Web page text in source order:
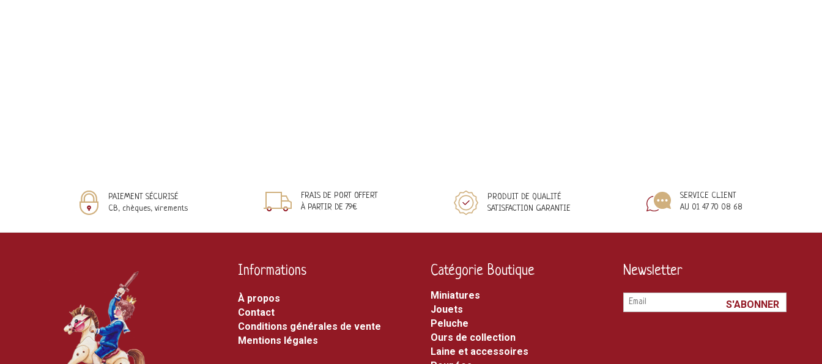
PAIEMENT SÉCURISÉ
CB, chèques, virements
FRAIS DE PORT OFFERT
À PARTIR DE 79€
PRODUIT DE QUALITÉ
SATISFACTION GARANTIE
SERVICE CLIENT
AU 01 47 70 08 68
Informations
À propos
Contact
Conditions générales de vente
Mentions légales
Catégorie Boutique
miniatures
jouets
peluche
ours de collection
laine et accessoires
Newsletter